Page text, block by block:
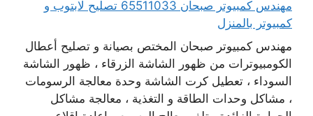
مهندس كمبيوتر صبحان 65511033 تصليح لابتوب و
كمبيوتر بالمنزل
مهندس كمبيوتر صبحان المختص بصيانة و تصليح أعطال
الكومبيوترات من ظهور الشاشة الزرقاء ، ظهور الشاشة
السوداء ، تعطيل كرت الشاشة وحدة معالجة الرسومات
، مشاكل وحدات الطاقة و التغذية ، معالجة مشاكل